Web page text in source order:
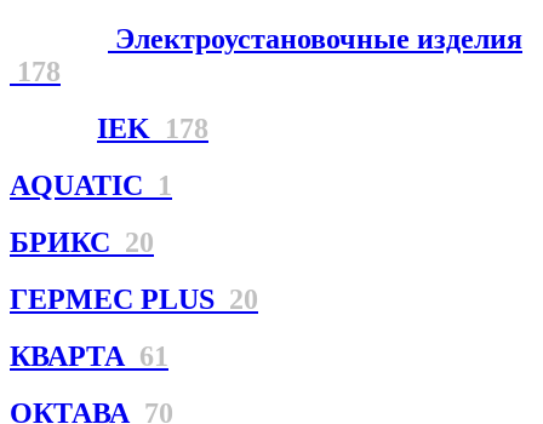
Электроустановочные изделия
178
IEK 178
AQUATIC 1
БРИКС 20
ГЕРМЕС PLUS 20
КВАРТА 61
ОКТАВА 70